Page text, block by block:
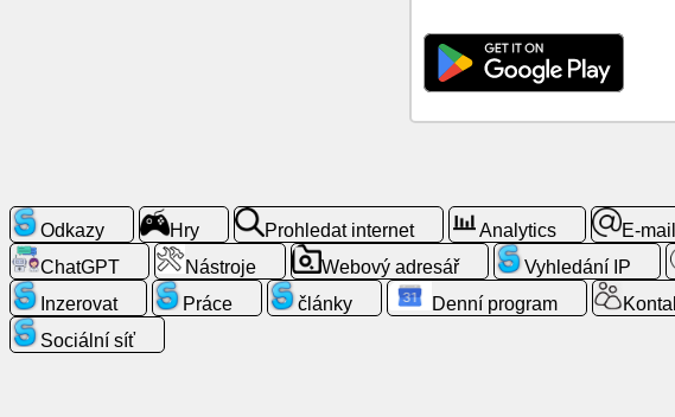
Kontakty
Hry
Prohledat
internet
Odkazy Hry Prohledat internet Analytics E-
ChatGPT
Nástroje Webový adresář Vyhledání IP
Inzerovat
Práce články Denní program
Sociální síť